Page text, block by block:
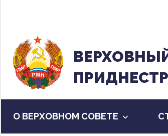
содержанию
О ВЕРХОВНОМ СОВЕТЕ